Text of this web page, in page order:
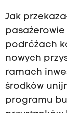
Jak
podróżach
nowych
ramach
środków
programu